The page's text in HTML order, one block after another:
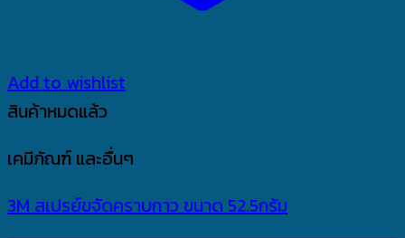
Add to wishlist
สินค้าหมดแล้ว
เคมีภัณฑ์ และอื่นๆ
3M สเปรย์ขจัดคราบกาว ขนาด 52.5กรัม